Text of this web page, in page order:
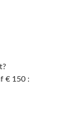
€ 150 :